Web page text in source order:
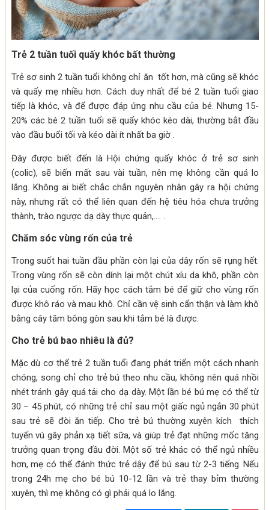
Trẻ 2 tuần tuối quấy khóc bất thường
Trẻ sơ sinh 2 tuần tuổi không chỉ ăn tốt hơn, mà cũng sẽ khóc
và quấy mẹ nhiều hơn. Cách duy nhất để bé 2 tuần tuổi giao
tiếp là khóc, và để được đáp ứng nhu cầu của bé. Nhưng 15-
20% các bé 2 tuần tuổi sẽ quấy khóc kéo dài, thường bắt đầu
vào đầu buổi tối và kéo dài ít nhất ba giờ .
Đây được biết đến là Hội chứng quấy khóc ở trẻ sơ sinh
(colic), sẽ biến mất sau vài tuần, nên mẹ không cần quá lo
lắng. Không ai biết chắc chắn nguyên nhân gây ra hội chứng
này, nhưng rất có thể liên quan đến hệ tiêu hóa chưa trưởng
thành, trào ngược dạ dày thực quản,…. .
Chăm sóc vùng rốn của trẻ
Trong suốt hai tuần đầu phần còn lại của dây rốn sẽ rụng hết.
Trong vùng rốn sẽ còn dính lại một chút xíu da khô, phần còn
lại của cuống rốn. Hãy học cách tắm bé để giữ cho vùng rốn
được khô ráo và mau khô. Chỉ cần vệ sinh cẩn thận và làm khô
bằng cây tăm bông gòn sau khi tắm bé là được.
Cho trẻ bú bao nhiêu là đủ?
Mặc dù cơ thể trẻ 2 tuần tuổi đang phát triển một cách nhanh
chóng, song chỉ cho trẻ bú theo nhu cầu, không nên quá nhồi
nhét tránh gây quá tải cho dạ dày. Một lần bé bú mẹ có thể từ
30 – 45 phút, có những trẻ chỉ sau một giấc ngủ ngắn 30 phút
sau trẻ sẽ đòi ăn tiếp. Cho trẻ bú thường xuyên kích thích
tuyến vú gây phản xạ tiết sữa, và giúp trẻ đạt những mốc tăng
trưởng quan trọng đầu đời. Một số trẻ khác có thể ngủ nhiều
hơn, mẹ có thể đánh thức trẻ dậy để bú sau từ 2-3 tiếng. Nếu
trong 24h mẹ cho bé bú 10-12 lần và trẻ thay bỉm thường
xuyên, thì mẹ không có gì phải quá lo lắng.